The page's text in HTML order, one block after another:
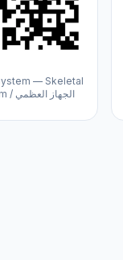
— Skeletal
System / الجهاز العظمي